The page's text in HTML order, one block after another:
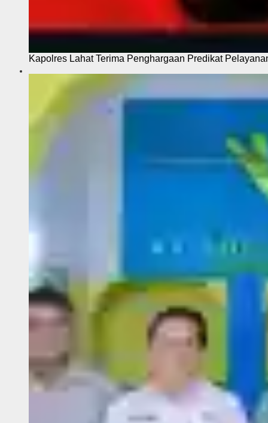
Kapolres Lahat Terima Penghargaan Predikat